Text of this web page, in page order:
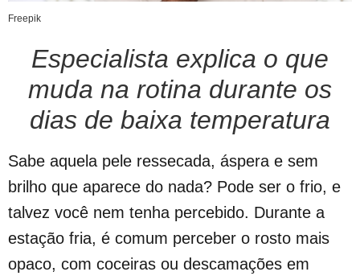
Freepik
Especialista explica o que
muda na rotina durante os
dias de baixa temperatura
Sabe aquela pele ressecada, áspera e sem
brilho que aparece do nada? Pode ser o frio, e
talvez você nem tenha percebido. Durante a
estação fria, é comum perceber o rosto mais
opaco, com coceiras ou descamações em